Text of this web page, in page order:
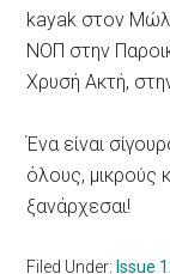
kayak στον
ΝΟΠ στην
Χρυσή Ακτή,
Ένα είναι
όλους, μικρούς
ξανάρχεσαι!
Filed Under: Issue